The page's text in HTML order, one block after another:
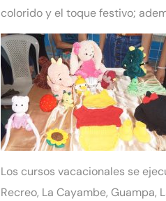
colorido y el toque festivo;
Los cursos vacacionales se
Recreo, La Cayambe, Guampa,